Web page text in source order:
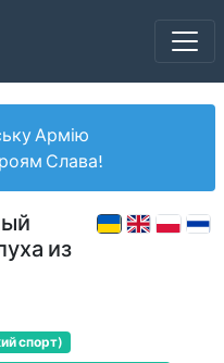
Армію
Слава!
из
спорт)